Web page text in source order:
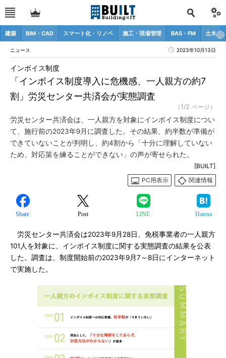
建築 BIM・CAD スマート化・リノベ 施工・現場管理 BAS・FM 土木
ニュース 2023年10月13日
「インボイス制度導入に危機感、一人親方の約7
割」労災センター共済会が実態調査
インボイス制度
（1/2 ページ）
労災センター共済会は、一人親方を対象にインボイス制度につい
て、施行前の2023年9月に調査した。その結果、約半数が準備が
できていないことが判明し、約4割から「十分に理解していない
ため、対応策を練ることができない」の声が寄せられた。
[BUILT]
PC用表示
関連情報
Share Post LINE Hatena
労災センター共済会は2023年9月28日、免税事業者の一人親方
101人を対象に、インボイス制度に関する実態調査の結果を公表
した。調査は、制度開始前の2023年9月7～8日にインターネット
で実施した。